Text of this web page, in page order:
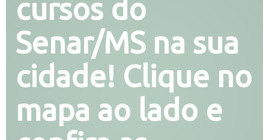
cursos do
Senar/MS na sua
cidade! Clique no
mapa ao lado e